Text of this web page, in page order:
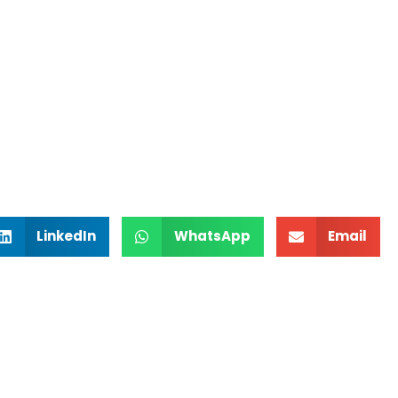
LinkedIn WhatsApp Email